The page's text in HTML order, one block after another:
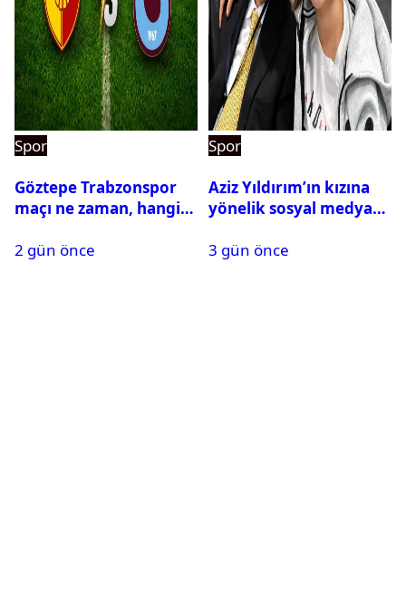
Spor
Göztepe Trabzonspor
maçı ne zaman, hangi
oynayacak mı?
2 gün önce
Spor
Aziz Yıldırım’ın kızına
yönelik sosyal medya
hakkında karar çıktı
3 gün önce